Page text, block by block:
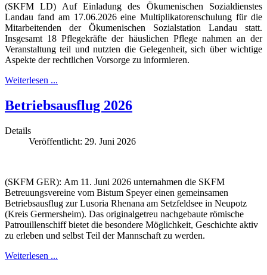
(SKFM LD) Auf Einladung des Ökumenischen Sozialdienstes
Landau fand am 17.06.2026 eine Multiplikatorenschulung für die
Mitarbeitenden der Ökumenischen Sozialstation Landau statt.
Insgesamt 18 Pflegekräfte der häuslichen Pflege nahmen an der
Veranstaltung teil und nutzten die Gelegenheit, sich über wichtige
Aspekte der rechtlichen Vorsorge zu informieren.
Weiterlesen ...
Betriebsausflug 2026
Details
Veröffentlicht: 29. Juni 2026
(SKFM GER): Am 11. Juni 2026 unternahmen die SKFM
Betreuungsvereine vom Bistum Speyer einen gemeinsamen
Betriebsausflug zur Lusoria Rhenana am Setzfeldsee in Neupotz
(Kreis Germersheim). Das originalgetreu nachgebaute römische
Patrouillenschiff bietet die besondere Möglichkeit, Geschichte aktiv
zu erleben und selbst Teil der Mannschaft zu werden.
Weiterlesen ...